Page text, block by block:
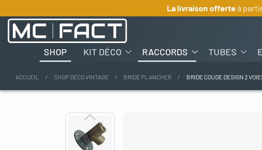
SHOP KIT DÉCO RACCORDS TUBES
ACCUEIL SHOP DÉCO VINTAGE BRIDE PLANCHER BRIDE COUDE DESIGN 2
La livraison offerteà